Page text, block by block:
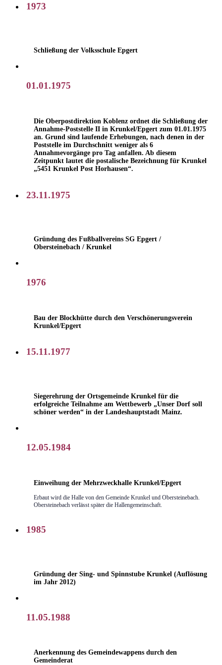
1973
Schließung der Volksschule Epgert
01.01.1975
Die Oberpostdirektion Koblenz ordnet die Schließung der
Annahme-Poststelle II in Krunkel/Epgert zum 01.01.1975
an. Grund sind laufende Erhebungen, nach denen in der
Poststelle im Durchschnitt weniger als 6
Annahmevorgänge pro Tag anfallen. Ab diesem
Zeitpunkt lautet die postalische Bezeichnung für Krunkel
„5451 Krunkel Post Horhausen“.
23.11.1975
Gründung des Fußballvereins SG Epgert /
Obersteinebach / Krunkel
1976
Bau der Blockhütte durch den Verschönerungsverein
Krunkel/Epgert
15.11.1977
Siegerehrung der Ortsgemeinde Krunkel für die
erfolgreiche Teilnahme am Wettbewerb „Unser Dorf soll
schöner werden“ in der Landeshauptstadt Mainz.
12.05.1984
Einweihung der Mehrzweckhalle Krunkel/Epgert
Erbaut wird die Halle von den Gemeinde Krunkel und Obersteinebach.
Obersteinebach verlässt später die Hallengemeinschaft.
1985
Gründung der Sing- und Spinnstube Krunkel (Auflösung
im Jahr 2012)
11.05.1988
Anerkennung des Gemeindewappens durch den
Gemeinderat